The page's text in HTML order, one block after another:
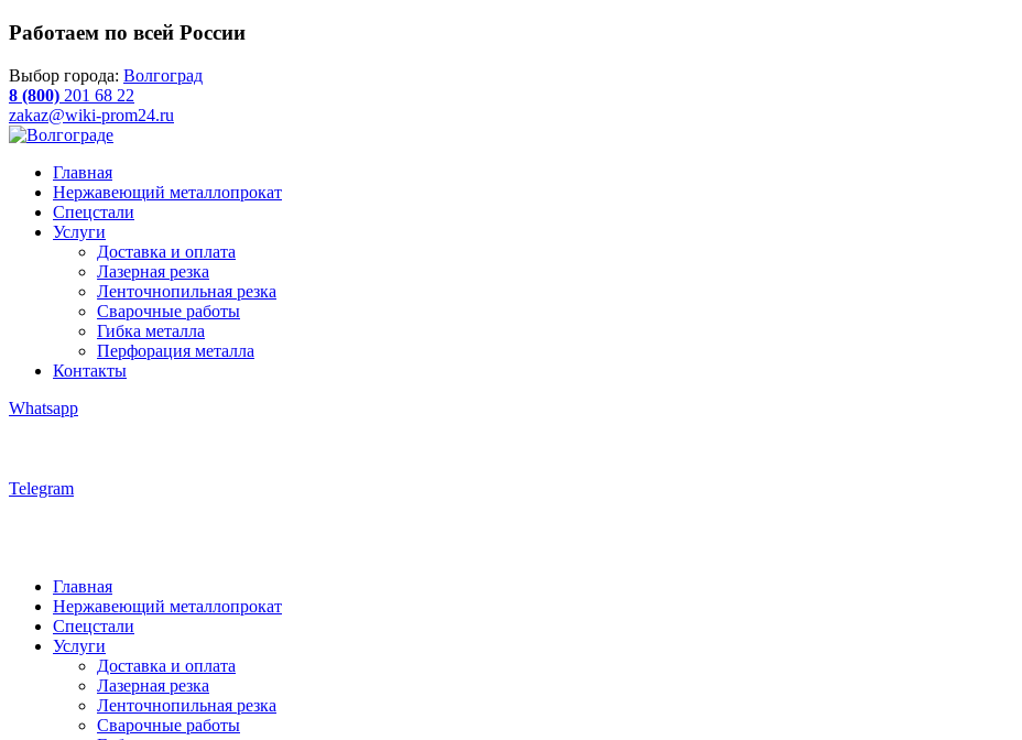
Работаем по всей России
Выбор города: Волгоград
8 (800) 201 68 22
zakaz@wiki-prom24.ru
Главная
Нержавеющий металлопрокат
Спецстали
Услуги
Доставка и оплата
Лазерная резка
Ленточнопильная резка
Сварочные работы
Гибка металла
Перфорация металла
Контакты
Whatsapp
Telegram
Главная
Нержавеющий металлопрокат
Спецстали
Услуги
Доставка и оплата
Лазерная резка
Ленточнопильная резка
Сварочные работы